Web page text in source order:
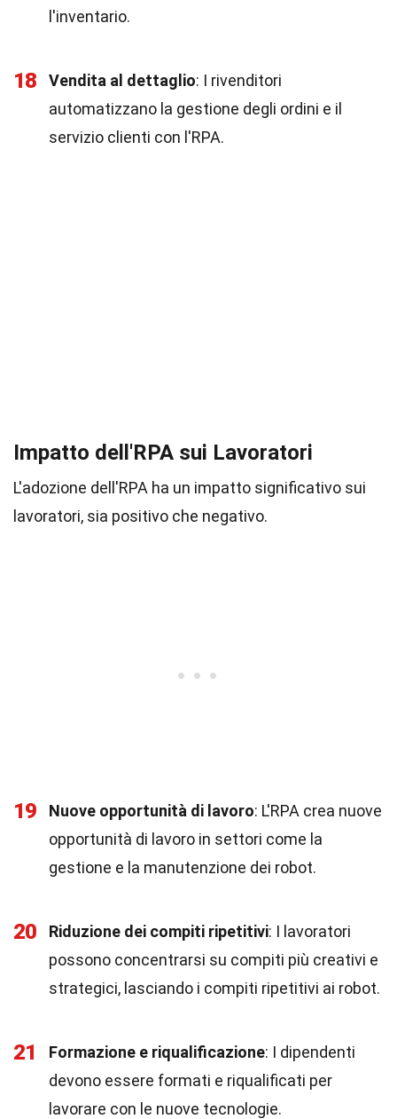
l'inventario.
18 Vendita al dettaglio: I rivenditori
automatizzano la gestione degli ordini e il
servizio clienti con l'RPA.
Impatto dell'RPA sui Lavoratori
L'adozione dell'RPA ha un impatto significativo sui
lavoratori, sia positivo che negativo.
19 Nuove opportunità di lavoro: L'RPA crea nuove
opportunità di lavoro in settori come la
gestione e la manutenzione dei robot.
20 Riduzione dei compiti ripetitivi: I lavoratori
possono concentrarsi su compiti più creativi e
strategici, lasciando i compiti ripetitivi ai robot.
21 Formazione e riqualificazione: I dipendenti
devono essere formati e riqualificati per
lavorare con le nuove tecnologie.